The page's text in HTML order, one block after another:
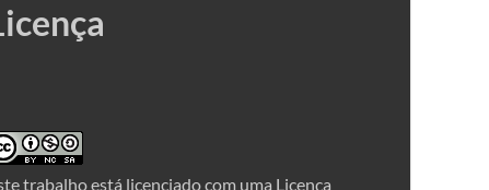
trabalho está licenciado com uma Licença